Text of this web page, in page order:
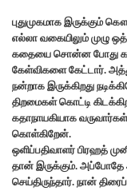
புதுமுகமாக இருக்கும்
எல்லா வகையிலும் முழு
கதையை சொன்ன போது கதை
கேள்விகளை கேட்டார்.
நன்றாக இருக்கிறது
திறமைகள் கொட்டி
கதாநாயகியாக
கொள்கிறேன்.
ஒளிப்பதிவாளர் பிரஹத்
தான் இருக்கும். அப்போதே
செய்திருந்தார். நான்